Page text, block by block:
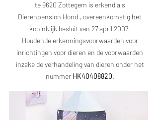
te 9620 Zottegem is erkend als
Dierenpension Hond , overeenkomstig het
koninklijk besluit van 27 april 2007.
Houdende erkenningsvoorwaarden voor
inrichtingen voor dieren en de voorwaarden
inzake de verhandeling van dieren onder het
nummer HK40408820.